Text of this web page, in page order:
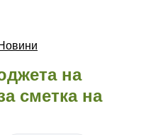
на
сметка на